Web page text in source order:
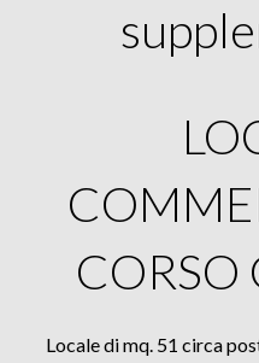
CORSO
Locale di mq. 51 circa